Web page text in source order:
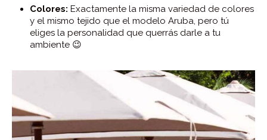
Colores: Exactamente la misma variedad de colores
y el mismo tejido que el modelo Aruba, pero tú
eliges la personalidad que querrás darle a tu
ambiente 😉